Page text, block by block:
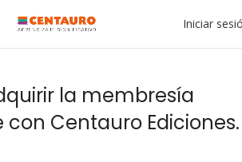
Iniciar
la membresía
Centauro Ediciones.